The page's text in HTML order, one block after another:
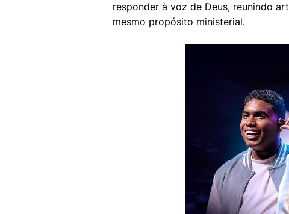
responder à voz de Deus, reunindo
mesmo propósito ministerial.